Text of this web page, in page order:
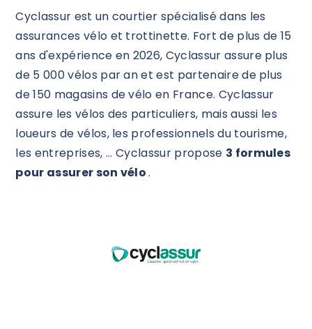
Cyclassur est un courtier spécialisé dans les
assurances vélo et trottinette. Fort de plus de 15
ans d'expérience en 2026, Cyclassur assure plus
de 5 000 vélos par an et est partenaire de plus
de 150 magasins de vélo en France. Cyclassur
assure les vélos des particuliers, mais aussi les
loueurs de vélos, les professionnels du tourisme,
les entreprises, ... Cyclassur propose 3 formules
pour assurer son vélo.